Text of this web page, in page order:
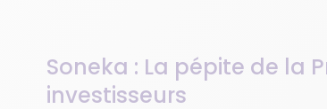
Soneka : La pépite de la
investisseurs